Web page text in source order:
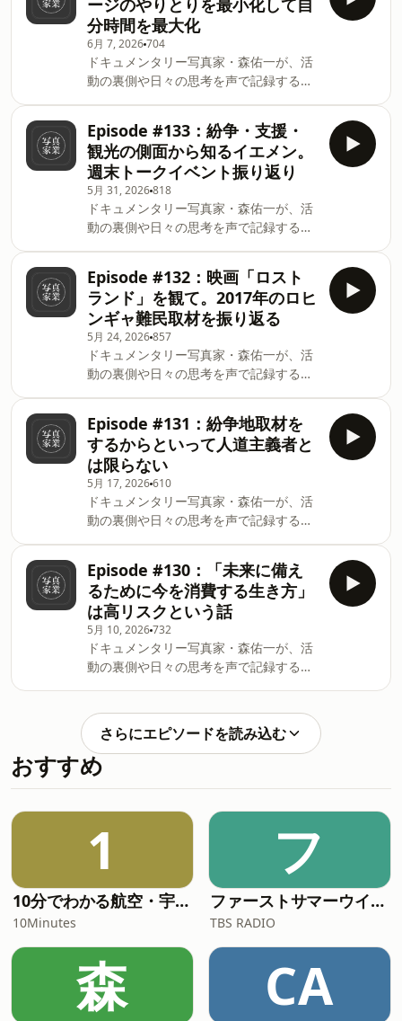
episode. If you'd like to discuss this
with other subscribers or get access
to bonus episodes, visit
yuichimori.substack.com/
心に世界各地の紛争地を巡り、現地で見
てきたリアリティを写真や文で記録して
います。✉️ ニュースレターサイト今回の
見出し* 7月3〜12日開催！トウキョウド
キメンタリーフォト2026* 第2回イエメ
ンランチ会振り返り* 2017年のフィリピ
ン留学時代* 落第からフリーランス活動
へ* 東南アジア渡航で胃腸が心配 This is
a public episode. If you'd like to
discuss this with other subscribers or
get access to bonus episodes, visit
yuichimori.substac
ージのやりとりを最小化して自
分時間を最大化
6月 7, 2026704
ドキュメンタリー写真家・森佑一が、活
動の裏側や日々の思考を声で記録するポ
Spotify・Apple Podcasts・Substack
Podcastニュースレターでは、中東を中
心に世界各地の紛争地を巡り、現地で見
てきたリアリティを写真や文で記録して
います。✉️ ニュースレターサイト今回の
見出し* 6月1〜30日開催！写真展「私た
ちと繋がっている中東〜イスラエルとパ
レスチナ〜」＠愛媛銀行 松前支店* 意外
と時間と労力を要するメッセージのやり
取り* 社交辞令的メッセージならしない
方が良い* 自分のメッセージルールを設
定する* 「自己完結型」は諸刃の剣 This
is a public episode. If you'd like to
discuss this with other subscribers or
get access to bonus
Episode #133：紛争・支援・
観光の側面から知るイエメン。
週末トークイベント振り返り
5月 31, 2026818
ドキュメンタリー写真家・森佑一が、活
動の裏側や日々の思考を声で記録するポ
Spotify・Apple Podcasts・Substack
Podcastニュースレターでは、中東を中
心に世界各地の紛争地を巡り、現地で見
てきたリアリティを写真や文で記録して
います。✉️ ニュースレターサイト今回の
見出し* ニュースレター配信の方針変更*
YouTubeの運用を終了しました* 週末イ
エメントークイベント振り返り* 紛争・
支援・観光の側面から知るイエメン* JVC
のイエメン支援事業について This is a
public episode. If you'd like to discuss
this with other subscribers or get
access to bonus episodes, visit
yuichimori.substack.
Episode #132：映画「ロスト
ランド」を観て。2017年のロヒ
ンギャ難民取材を振り返る
5月 24, 2026857
ドキュメンタリー写真家・森佑一が、活
動の裏側や日々の思考を声で記録するポ
Spotify・Apple Podcasts・Substack
Podcastニュースレターでは、中東を中
心に世界各地の紛争地を巡り、現地で見
てきたリアリティを写真や文で記録して
います。✉️ ニュースレターサイト今回の
見出し* 5月29日開催！イエメンオンラ
イン写真展＆ツアー* 国境なき医師団
「ロストランド」上映アフタートーク*
ロヒンギャの子役の自然な演技力* 社会
問題をフィクションで伝える意味* 新畑
克也・ジアヒーロー写真展「ROHINGYA
LIVES」* 2017年ロヒンギャ難民取材
This is a public episode. If you'd like
to discuss this with other subscribers
or get access to
Episode #131：紛争地取材を
するからといって人道主義者と
は限らない
5月 17, 2026610
ドキュメンタリー写真家・森佑一が、活
動の裏側や日々の思考を声で記録するポ
Spotify・Apple Podcasts・Substack
Podcastニュースレターでは、中東を中
心に世界各地の紛争地を巡り、現地で見
てきたリアリティを写真や文で記録して
います。✉️ ニュースレターサイト今回の
見出し* 8月9日開催！イエメン料理＆コ
ーヒーイベント* サポートメンバー限定
コンテンツ* 自己と他者の認識のズレ*
紛争地取材をするが人道主義者ではない
* 結びつけられがちな活動と人格* 認識
のズレの解消 This is a public episode.
If you'd like to discuss this with other
subscribers or get access to bonus
Episode #130：「未来に備え
るために今を消費する生き方」
は高リスクという話
5月 10, 2026732
ドキュメンタリー写真家・森佑一が、活
動の裏側や日々の思考を声で記録するポ
Podcastニュースレターでは、中東を中
心に世界各地の紛争地を巡り、現地で見
てきたリアリティを写真や文で記録して
います。✉️ ニュースレターサイト今回の
Substack 日本人ユーザー激増* 未来に備
えるために今を消費する生き方* 将来が
確実にやってくるとは限らない* 病に対
して備えるのではなく予防する* 数年先
を想定して現在を生きる This is a
public episode. If you'd like to discuss
this with other subscribers or get
access to bonus episodes, visit y
さらにエピソードを読み込む
おすすめ
1
10分でわかる航空・宇宙ニュース
10Minutes
フ
ファーストサマーウイカのとん・じん・ち！
TBS RADIO
森 CA